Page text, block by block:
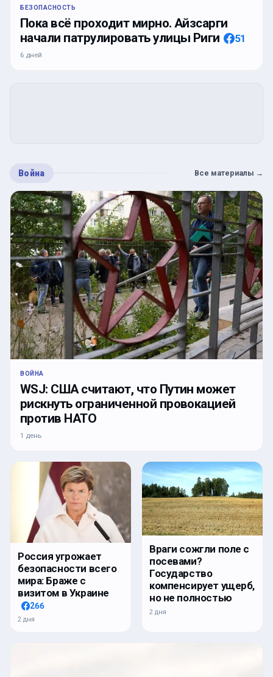
БЕЗОПАСНОСТЬ
Пока всё проходит мирно. Айзсарги
начали патрулировать улицы Риги
51
6 дней
Война Все материалы →
ВОЙНА
WSJ: США считают, что Путин может
рискнуть ограниченной провокацией
против НАТО
1 день
Россия угрожает
безопасности всего
мира: Браже с
визитом в Украине
266
2 дня
Враги сожгли поле с
посевами?
Государство
компенсирует ущерб,
но не полностью
2 дня